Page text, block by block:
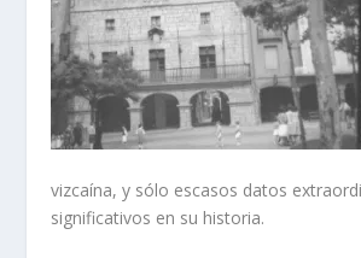
vizcaí­na, y sólo escasos datos
significativos en su historia.